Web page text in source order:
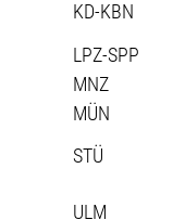
KD-KBN
LPZ-SPP
MNZ
MÜN
STÜ
ULM